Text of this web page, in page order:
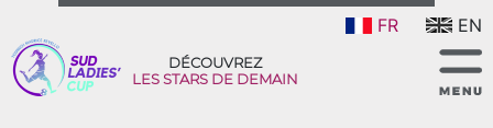
FR EN
DÉCOUVREZ
LES STARS DE DEMAIN